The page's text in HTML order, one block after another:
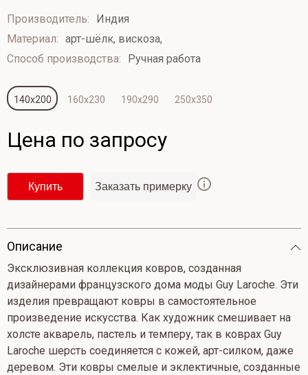
0
5
Производитель:
Индия
Материал: арт-шёлк, вискоза,
Способ производства:
Ручная работа
140х200 160х230 190х290 250х350
Цена по запросу
Купить Заказать примерку
Опиcание
Эксклюзивная коллекция ковров, созданная
дизайнерами французского дома моды Guy Laroche. Эти
изделия превращают ковры в самостоятельное
произведение искусства. Как художник смешивает на
холсте акварель, пастель и темперу, так в коврах Guy
Laroche шерсть соединяется с кожей, арт-силком, даже
деревом. Эти ковры смелые и эклектичные, созданные